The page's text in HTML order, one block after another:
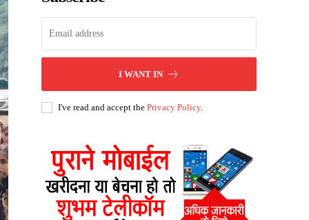
I WANT IN
I've read and accept thePrivacy Policy.